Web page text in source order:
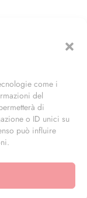
come i
del
di
o ID unici su
può influire
(MI)